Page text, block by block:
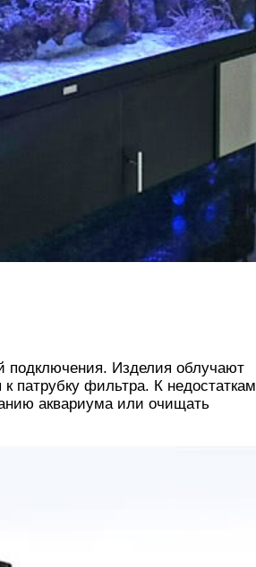
подключения. Изделия облучают
патрубку фильтра. К недостаткам
аквариума или очищать